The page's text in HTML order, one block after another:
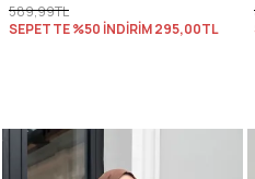
589,99TL
SEPETTE %50 İNDİRİM295,00TL